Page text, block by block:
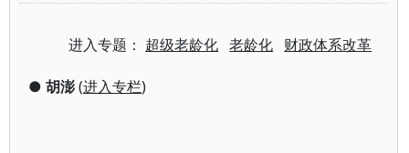
进入专题： 超级老龄化 老龄化 财政体系改革
● 胡澎(进入专栏)